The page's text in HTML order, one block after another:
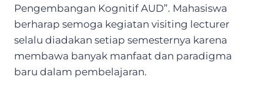
Pengembangan Kognitif AUD”. Mahasiswa
berharap semoga kegiatan visiting lecturer
selalu diadakan setiap semesternya karena
membawa banyak manfaat dan paradigma
baru dalam pembelajaran.